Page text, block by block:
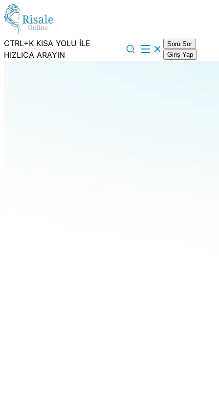
CTRL+K KISA YOLU İLE
HIZLICA ARAYIN
Soru Sor
Giriş Yap